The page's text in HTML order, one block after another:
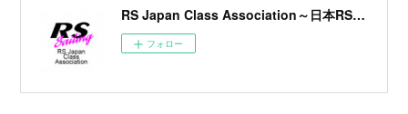
RS Japan Class Association～日本RSクラス協会～
フォロー